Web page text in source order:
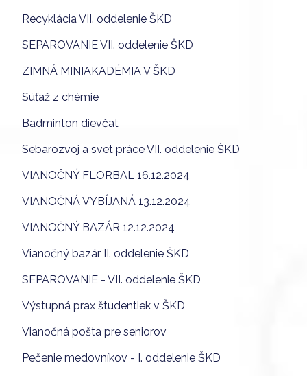
Recyklácia VII. oddelenie ŠKD
SEPAROVANIE VII. oddelenie ŠKD
ZIMNÁ MINIAKADÉMIA V ŠKD
Súťaž z chémie
Badminton dievčat
Sebarozvoj a svet práce VII. oddelenie ŠKD
VIANOČNÝ FLORBAL 16.12.2024
VIANOČNÁ VYBÍJANÁ 13.12.2024
VIANOČNÝ BAZÁR 12.12.2024
Vianočný bazár II. oddelenie ŠKD
SEPAROVANIE - VII. oddelenie ŠKD
Výstupná prax študentiek v ŠKD
Vianočná pošta pre seniorov
Pečenie medovníkov - I. oddelenie ŠKD